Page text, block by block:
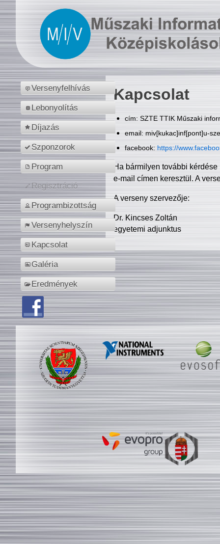
Versenyfelhívás
Lebonyolítás
Díjazás
Szponzorok
Program
Regisztráció
Programbizottság
Versenyhelyszín
Kapcsolat
Galéria
Eredmények
Kapcsolat
cím: SZTE TTIK Műszaki
email: miv[kukac]inf[pont]u-
facebook: https://
Ha bármilyen további
e-mail címen keresztül. A
A verseny szervezője:
Dr. Kincses Zoltán
egyetemi adjunktus